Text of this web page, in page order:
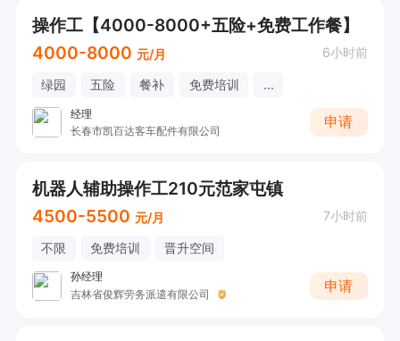
操作工【4000-8000+五险+免费工作餐】
4000-8000 元/月 6小时前
绿园 五险 餐补 免费培训 ...
经理
长春市凯百达客车配件有限公司
申请
机器人辅助操作工210元范家屯镇
4500-5500 元/月 7小时前
不限 免费培训 晋升空间
孙经理
吉林省俊辉劳务派遣有限公司
申请